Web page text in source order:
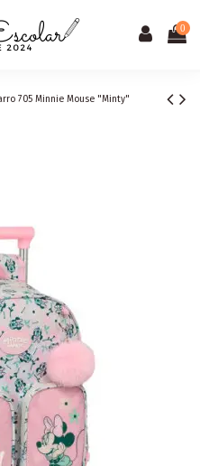
0
705 Minnie Mouse "Minty"